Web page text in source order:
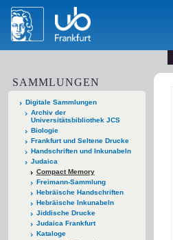
SAMMLUNGEN
Digitale Sammlungen
Archiv der
Universitätsbibliothek JCS
Biologie
Frankfurt und Seltene Drucke
Handschriften und Inkunabeln
Judaica
Compact Memory
Freimann-Sammlung
Hebräische Handschriften
Hebräische Inkunabeln
Jiddische Drucke
Judaica Frankfurt
Kataloge